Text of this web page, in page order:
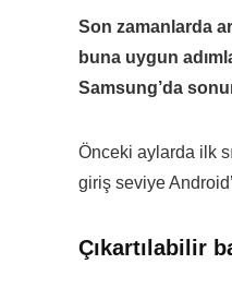
Son zamanlarda
buna uygun
Samsung’da
Önceki aylarda ilk
giriş seviye
Çıkartılabilir